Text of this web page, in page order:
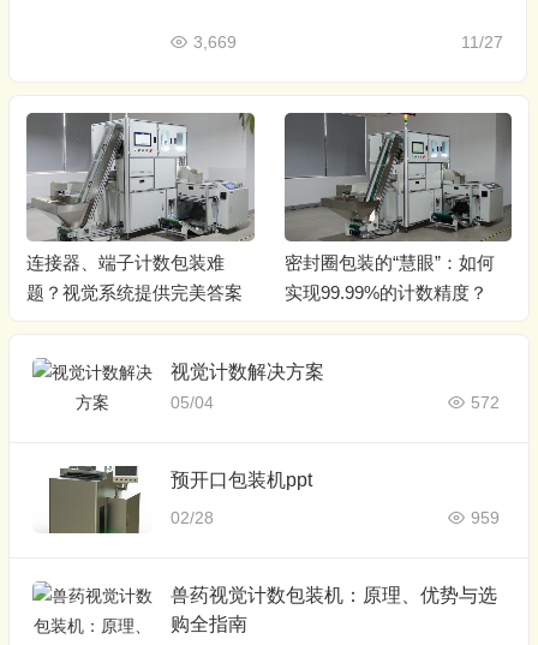
11/27
3,669
连接器、端子计数包装难
题？视觉系统提供完美答案
密封圈包装的“慧眼”：如何
实现99.99%的计数精度？
视觉计数解决方案
05/04 572
预开口包装机ppt
02/28 959
兽药视觉计数包装机：原理、优势与选
购全指南